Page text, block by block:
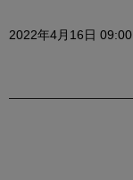
2022年4月16日 09:00